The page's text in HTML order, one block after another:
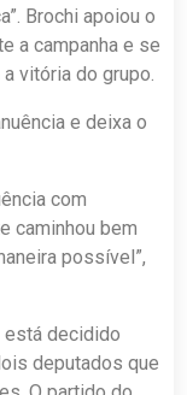
Brochi apoiou o
a campanha e se
vitória do grupo.
e deixa o
com
caminhou bem
possível”,
está decidido
deputados que